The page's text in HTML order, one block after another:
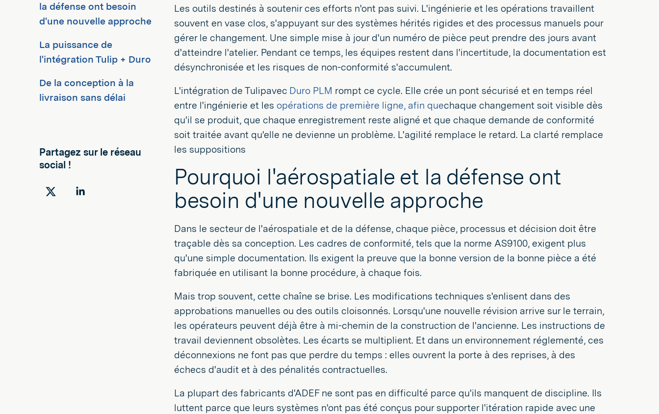
la défense ont besoin
d'une nouvelle approche
La puissance de
l'intégration Tulip + Duro
De la conception à la
livraison sans délai
Partagez sur le réseau
social !
PartagerPartager
Les outils destinés à soutenir ces efforts n'ont pas suivi. L'ingénierie et les opérations travaillent
souvent en vase clos, s'appuyant sur des systèmes hérités rigides et des processus manuels pour
gérer le changement. Une simple mise à jour d'un numéro de pièce peut prendre des jours avant
d'atteindre l'atelier. Pendant ce temps, les équipes restent dans l'incertitude, la documentation est
désynchronisée et les risques de non-conformité s'accumulent.
L'intégration de Tulipavec Duro PLM rompt ce cycle. Elle crée un pont sécurisé et en temps réel
entre l'ingénierie et les opérations de première ligne, afin quechaque changement soit visible dès
qu'il se produit, que chaque enregistrement reste aligné et que chaque demande de conformité
soit traitée avant qu'elle ne devienne un problème. L'agilité remplace le retard. La clarté remplace
les suppositions
Pourquoi l'aérospatiale et la défense ont
besoin d'une nouvelle approche
Dans le secteur de l'aérospatiale et de la défense, chaque pièce, processus et décision doit être
traçable dès sa conception. Les cadres de conformité, tels que la norme AS9100, exigent plus
qu'une simple documentation. Ils exigent la preuve que la bonne version de la bonne pièce a été
fabriquée en utilisant la bonne procédure, à chaque fois.
Mais trop souvent, cette chaîne se brise. Les modifications techniques s'enlisent dans des
approbations manuelles ou des outils cloisonnés. Lorsqu'une nouvelle révision arrive sur le terrain,
les opérateurs peuvent déjà être à mi-chemin de la construction de l'ancienne. Les instructions de
travail deviennent obsolètes. Les écarts se multiplient. Et dans un environnement réglementé, ces
déconnexions ne font pas que perdre du temps : elles ouvrent la porte à des reprises, à des
échecs d'audit et à des pénalités contractuelles.
La plupart des fabricants d'ADEF ne sont pas en difficulté parce qu'ils manquent de discipline. Ils
luttent parce que leurs systèmes n'ont pas été conçus pour supporter l'itération rapide avec une